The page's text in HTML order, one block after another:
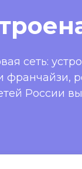
сеть:
франчайзи,
России